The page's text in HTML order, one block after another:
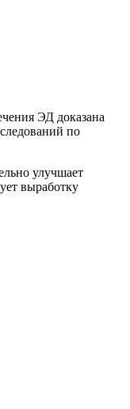
ЭД доказана
по
улучшает
выработку